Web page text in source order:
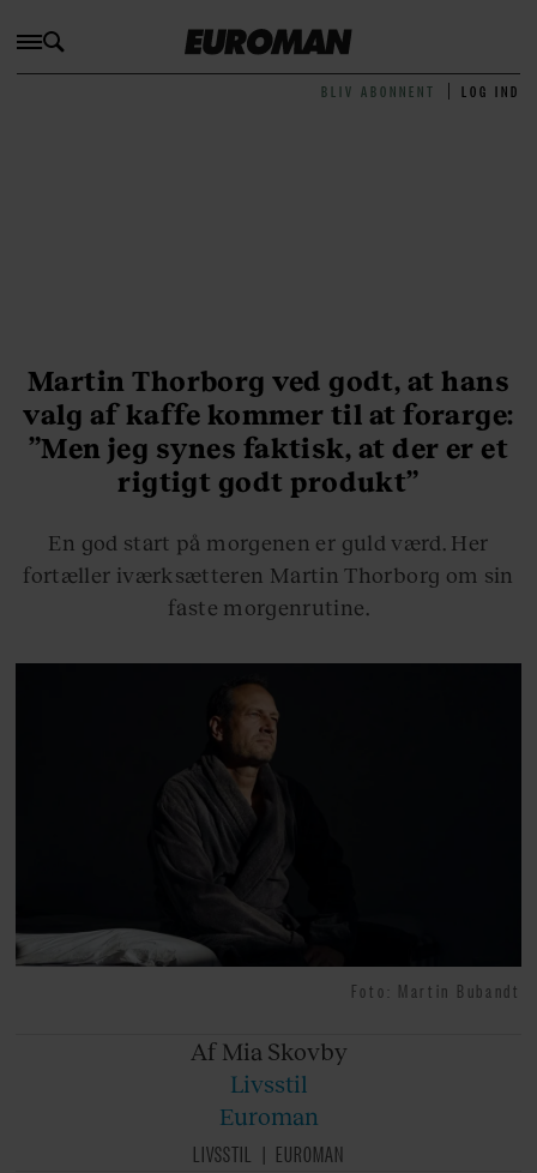
BLIV ABONNENT LOG IND
Martin Thorborg ved godt, at hans
valg af kaffe kommer til at forarge:
”Men jeg synes faktisk, at der er et
rigtigt godt produkt”
En god start på morgenen er guld værd. Her
fortæller iværksætteren Martin Thorborg om sin
faste morgenrutine.
Foto: Martin Bubandt
Af Mia Skovby
Livsstil
Euroman
LIVSSTIL
EUROMAN